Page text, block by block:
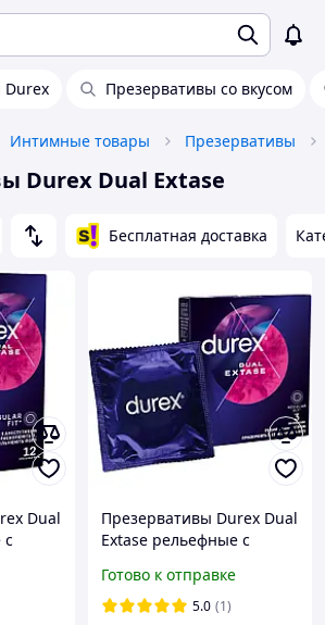
Durex Презервативы со вкусом
Интимные товары Презервативы
Durex Dual Extase
Бесплатная доставка
Dual
с
Презервативы Durex Dual
Extase рельефные с
(5052197053401)
Готово к отправке
5.0 (1)